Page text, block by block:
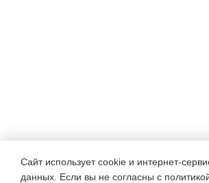
Сайт использует cookie и интернет-
данных. Если вы не согласны с